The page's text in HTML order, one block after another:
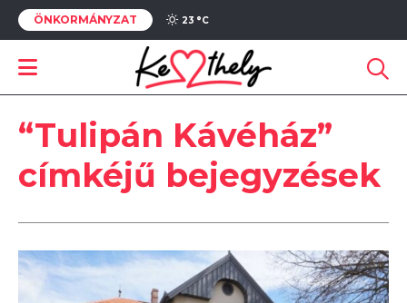
ÖNKORMÁNYZAT 23 °C
“Tulipán Kávéház”
címkéjű bejegyzések